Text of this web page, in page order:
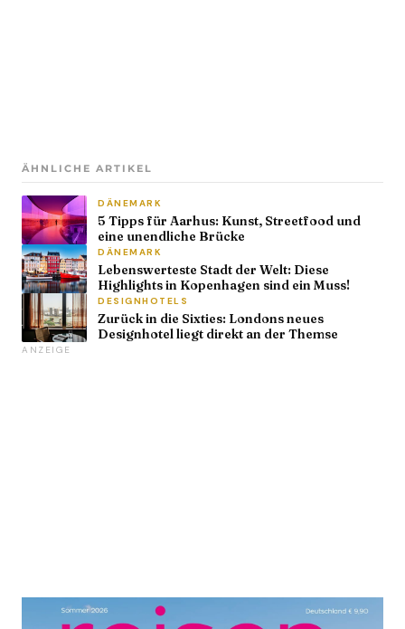
ÄHNLICHE ARTIKEL
DÄNEMARK
5 Tipps für Aarhus: Kunst, Streetfood und
eine unendliche Brücke
DÄNEMARK
Lebenswerteste Stadt der Welt: Diese
Highlights in Kopenhagen sind ein Muss!
DESIGNHOTELS
Zurück in die Sixties: Londons neues
Designhotel liegt direkt an der Themse
ANZEIGE